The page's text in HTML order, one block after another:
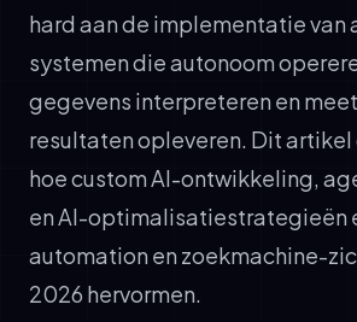
hard aan de implementatie van
systemen die autonoom
gegevens interpreteren en
resultaten opleveren. Dit
hoe custom AI-ontwikkeling,
en AI-optimalisatiestrategieën
automation en zoekmachine-
2026 hervormen.